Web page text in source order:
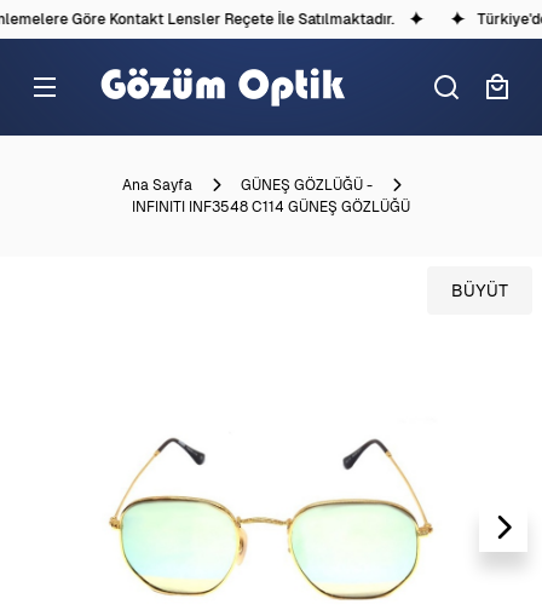
Göre Kontakt Lensler Reçete İle Satılmaktadır.
Ana Sayfa
GÜNEŞ GÖZLÜĞÜ -
INFINITI INF3548 C114 GÜNEŞ GÖZLÜĞÜ
BÜYÜT